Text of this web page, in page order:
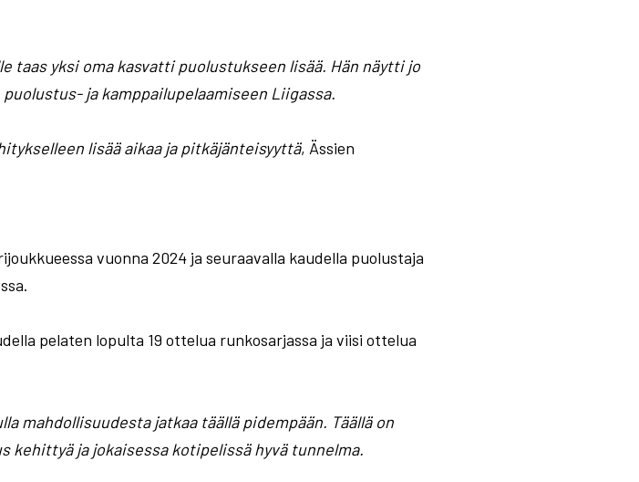
taas yksi oma kasvatti puolustukseen lisää. Hän näytti jo
ja kamppailupelaamiseen Liigassa.
lisää aikaa ja pitkäjänteisyyttä, Ässien
vuonna 2024 ja seuraavalla kaudella puolustaja
pelaten lopulta 19 ottelua runkosarjassa ja viisi ottelua
mahdollisuudesta jatkaa täällä pidempään. Täällä on
kehittyä ja jokaisessa kotipelissä hyvä tunnelma.